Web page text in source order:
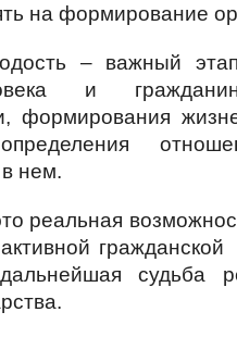
на формирование
– важный
и
формирования
нем.
реальная
судьба